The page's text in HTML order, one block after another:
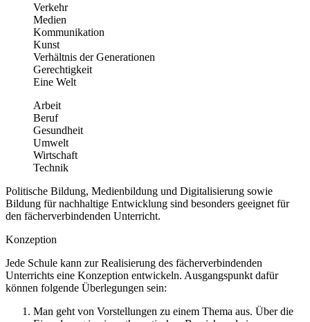
Verkehr
Medien
Kommunikation
Kunst
Verhältnis der Generationen
Gerechtigkeit
Eine Welt
Arbeit
Beruf
Gesundheit
Umwelt
Wirtschaft
Technik
Politische Bildung, Medienbildung und Digitalisierung sowie
Bildung für nachhaltige Entwicklung sind besonders geeignet für
den fächerverbindenden Unterricht.
Konzeption
Jede Schule kann zur Realisierung des fächerverbindenden
Unterrichts eine Konzeption entwickeln. Ausgangspunkt dafür
können folgende Überlegungen sein:
Man geht von Vorstellungen zu einem Thema aus. Über die